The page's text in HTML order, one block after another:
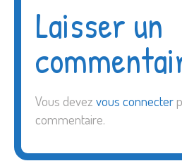
Laisser un
Vous devez vous connecter
commentaire.